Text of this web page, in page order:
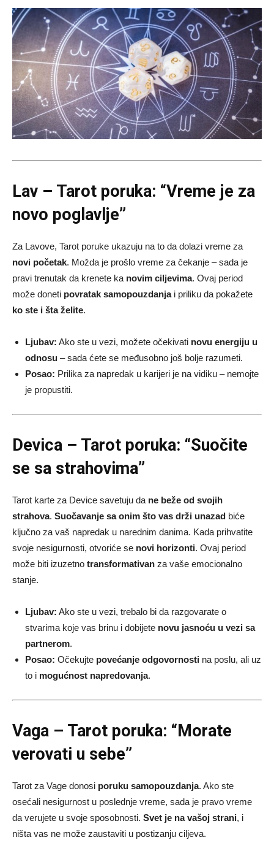
Lav – Tarot poruka: “Vreme je za
novo poglavlje”
Za Lavove, Tarot poruke ukazuju na to da dolazi vreme za
novi početak. Možda je prošlo vreme za čekanje – sada je
pravi trenutak da krenete ka novim ciljevima. Ovaj period
može doneti povratak samopouzdanjai priliku da pokažete
ko ste i šta želite.
Ljubav: Ako ste u vezi, možete očekivati novu energiju u
odnosu – sada ćete se međusobno još bolje razumeti.
Posao: Prilika za napredak u karijeri je na vidiku – nemojte
je propustiti.
Devica – Tarot poruka: “Suočite
se sa strahovima”
Tarot karte za Device savetuju da ne beže od svojih
strahova. Suočavanje sa onim što vas drži unazad biće
ključno za vaš napredak u narednim danima. Kada prihvatite
svoje nesigurnosti, otvoriće se novi horizonti. Ovaj period
može biti izuzetno transformativan za vaše emocionalno
stanje.
Ljubav: Ako ste u vezi, trebalo bi da razgovarate o
stvarima koje vas brinu i dobijete novu jasnoću u vezi sa
partnerom.
Posao: Očekujte povećanje odgovornosti na poslu, ali uz
to i mogućnost napredovanja.
Vaga – Tarot poruka: “Morate
verovati u sebe”
Tarot za Vage donosi poruku samopouzdanja. Ako ste
osećali nesigurnost u poslednje vreme, sada je pravo vreme
da verujete u svoje sposobnosti. Svet je na vašoj strani, i
ništa vas ne može zaustaviti u postizanju ciljeva.